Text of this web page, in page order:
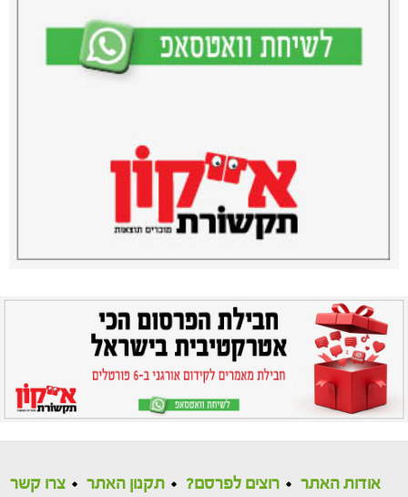
אודות האתר רוצים לפרסם? תקנון האתר צרו קשר